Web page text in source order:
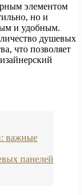
элементом
но и
и удобным.
душевых
что позволяет
важные
панелей